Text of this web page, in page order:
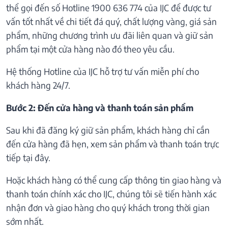
thể gọi đến số Hotline 1900 636 774 của IJC để được tư
vấn tốt nhất về chi tiết đá quý, chất lượng vàng, giá sản
phẩm, những chương trình ưu đãi liên quan và giữ sản
phẩm tại một cửa hàng nào đó theo yêu cầu.
Hệ thống Hotline của IJC hỗ trợ tư vấn miễn phí cho
khách hàng 24/7.
Bước 2: Đến cửa hàng và thanh toán sản phẩm
Sau khi đã đăng ký giữ sản phẩm, khách hàng chỉ cần
đến cửa hàng đã hẹn, xem sản phẩm và thanh toán trực
tiếp tại đây.
Hoặc khách hàng có thể cung cấp thông tin giao hàng và
thanh toán chính xác cho IJC, chúng tôi sẽ tiến hành xác
nhận đơn và giao hàng cho quý khách trong thời gian
sớm nhất.